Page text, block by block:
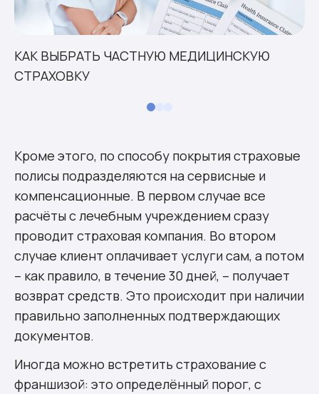
КАК ВЫБРАТЬ ЧАСТНУЮ МЕДИЦИНСКУЮ
СТРАХОВКУ
Кроме этого, по способу покрытия страховые
полисы подразделяются на сервисные и
компенсационные. В первом случае все
расчёты с лечебным учреждением сразу
проводит страховая компания. Во втором
случае клиент оплачивает услуги сам, а потом
– как правило, в течение 30 дней, – получает
возврат средств. Это происходит при наличии
правильно заполненных подтверждающих
документов.
Иногда можно встретить страхование с
франшизой: это определённый порог, с